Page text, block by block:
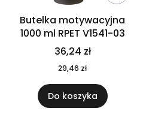
Butelka motywacyjna
1000 ml RPET V1541-03
36,24 zł
29,46 zł
Do koszyka